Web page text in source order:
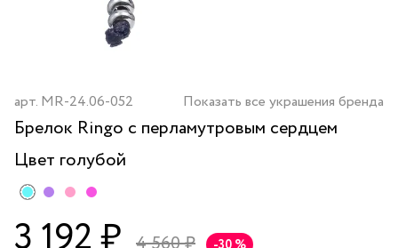
арт. MR-24.06-052 Показать все украшения бренда
Брелок Ringo с перламутровым сердцем
Цвет голубой